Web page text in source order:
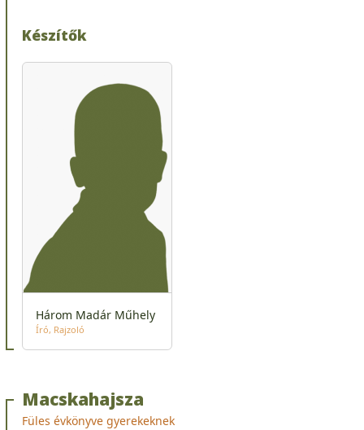
Készítők
Három Madár Műhely
Író Rajzoló
Macskahajsza
Füles évkönyve gyerekeknek